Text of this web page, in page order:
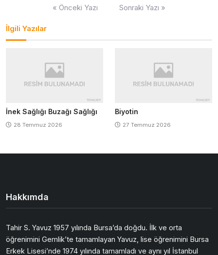
« Önceki Yazı Sonraki Yazı »
İlgili Yazılar
İnek Sağlığı Buzağı Sağlığı
28 Temmuz 2026
Biyotin
27 Temmuz 2026
Hakkımda
Tahir S. Yavuz 1957 yılında Bursa’da doğdu. İlk ve orta
öğrenimini Gemlik’te tamamlayan Yavuz, lise öğrenimini Bursa
Erkek Lisesi’nde 1974 yılında tamamladı ve aynı yıl İstanbul